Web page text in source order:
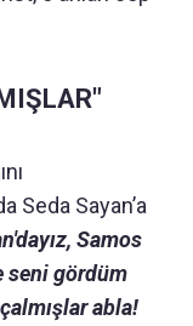
Seda Sayan’a
Samos
seni gördüm
abla!